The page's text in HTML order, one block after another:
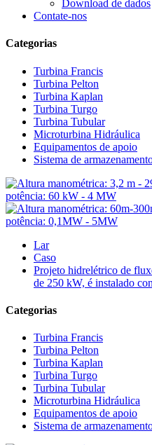
Download de dados
Contate-nos
Categorias
Turbina Francis
Turbina Pelton
Turbina Kaplan
Turbina Turgo
Turbina Tubular
Microturbina Hidráulica
Equipamentos de apoio
Sistema de
Lar
Caso
Projeto hidrelétrico de
de 250 kW, é instalado
Categorias
Turbina Francis
Turbina Pelton
Turbina Kaplan
Turbina Turgo
Turbina Tubular
Microturbina Hidráulica
Equipamentos de apoio
Sistema de